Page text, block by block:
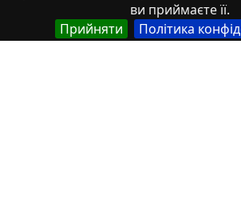
ви приймаєте її.
Прийняти
Політика
Англійська
Англійська (США)